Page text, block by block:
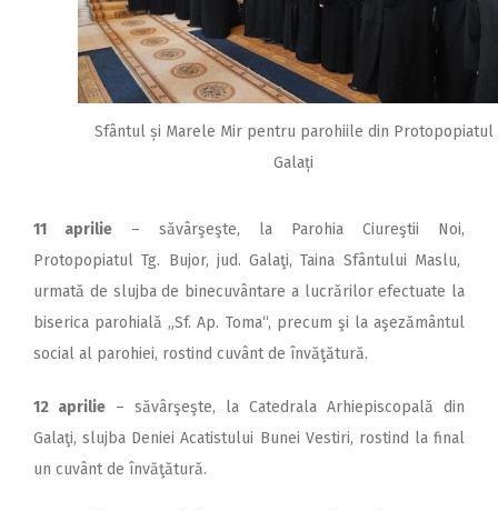
Sfântul și Marele Mir pentru parohiile din Protopopiatul
Galați
11 aprilie – săvârşeşte, la Parohia Ciureştii Noi,
Protopopiatul Tg. Bujor, jud. Galaţi, Taina Sfântului Maslu,
urmată de slujba de binecuvântare a lucrărilor efectuate la
biserica parohială „Sf. Ap. Toma“, precum şi la aşezământul
social al parohiei, rostind cuvânt de învăţătură.
12 aprilie – săvârşeşte, la Catedrala Arhiepiscopală din
Galaţi, slujba Deniei Acatistului Bunei Vestiri, rostind la final
un cuvânt de învăţătură.